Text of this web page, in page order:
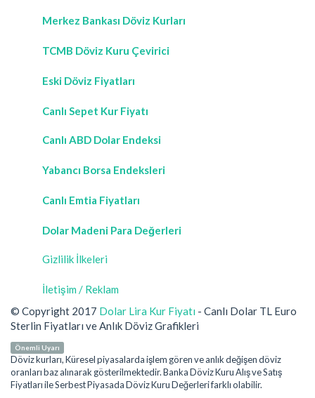
Merkez Bankası Döviz Kurları
TCMB Döviz Kuru Çevirici
Eski Döviz Fiyatları
Canlı Sepet Kur Fiyatı
Canlı ABD Dolar Endeksi
Yabancı Borsa Endeksleri
Canlı Emtia Fiyatları
Dolar Madeni Para Değerleri
Gizlilik İlkeleri
İletişim / Reklam
© Copyright 2017 Dolar Lira Kur Fiyatı - Canlı Dolar TL Euro
Sterlin Fiyatları ve Anlık Döviz Grafikleri
Önemli Uyarı
Döviz kurları, Küresel piyasalarda işlem gören ve anlık değişen döviz
oranları baz alınarak gösterilmektedir. Banka Döviz Kuru Alış ve Satış
Fiyatları ile Serbest Piyasada Döviz Kuru Değerleri farklı olabilir.